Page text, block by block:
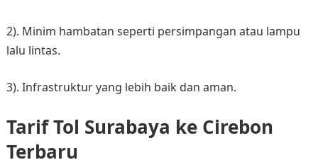
2). Minim hambatan seperti persimpangan atau lampu
lalu lintas.
3). Infrastruktur yang lebih baik dan aman.
Tarif Tol Surabaya ke Cirebon
Terbaru